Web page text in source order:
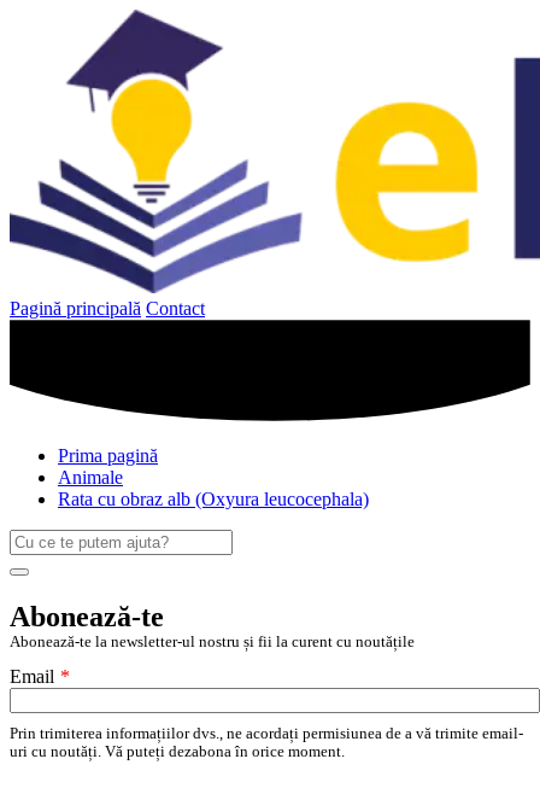
Pagină principală Contact
Prima pagină
Animale
Rata cu obraz alb (Oxyura leucocephala)
Caută
după:
Search
Abonează-te
Abonează-te la newsletter-ul nostru și fii la curent cu noutățile
Email *
Prin trimiterea informațiilor dvs., ne acordați permisiunea de a vă trimite email-
uri cu noutăți. Vă puteți dezabona în orice moment.